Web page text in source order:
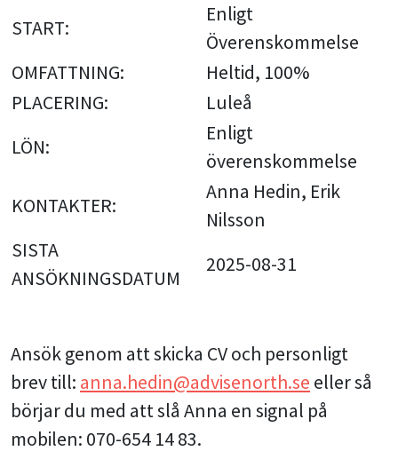
START:
Enligt
Överenskommelse
OMFATTNING:
Heltid, 100%
PLACERING:
Luleå
LÖN:
Enligt
överenskommelse
KONTAKTER:
Anna Hedin, Erik
Nilsson
SISTA
ANSÖKNINGSDATUM
2025-08-31
Ansök genom att skicka CV och personligt
brev till: anna.hedin@advisenorth.se eller så
börjar du med att slå Anna en signal på
mobilen: 070-654 14 83.